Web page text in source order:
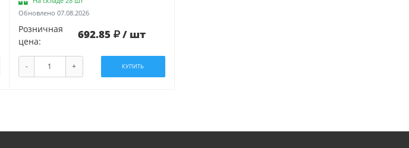
Обновлено 07.08.2026
Розничная
цена:
692.85 / шт
- + КУПИТЬ